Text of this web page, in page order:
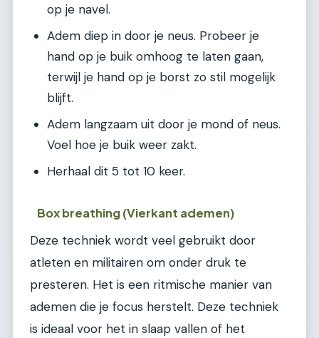
op je navel.
Adem diep in door je neus. Probeer je
hand op je buik omhoog te laten gaan,
terwijl je hand op je borst zo stil mogelijk
blijft.
Adem langzaam uit door je mond of neus.
Voel hoe je buik weer zakt.
Herhaal dit 5 tot 10 keer.
Box breathing (Vierkant ademen)
Deze techniek wordt veel gebruikt door
atleten en militairen om onder druk te
presteren. Het is een ritmische manier van
ademen die je focus herstelt. Deze techniek
is ideaal voor het in slaap vallen of het